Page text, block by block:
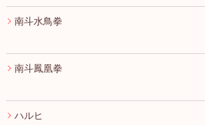
南斗水鳥拳
南斗鳳凰拳
ハルヒ